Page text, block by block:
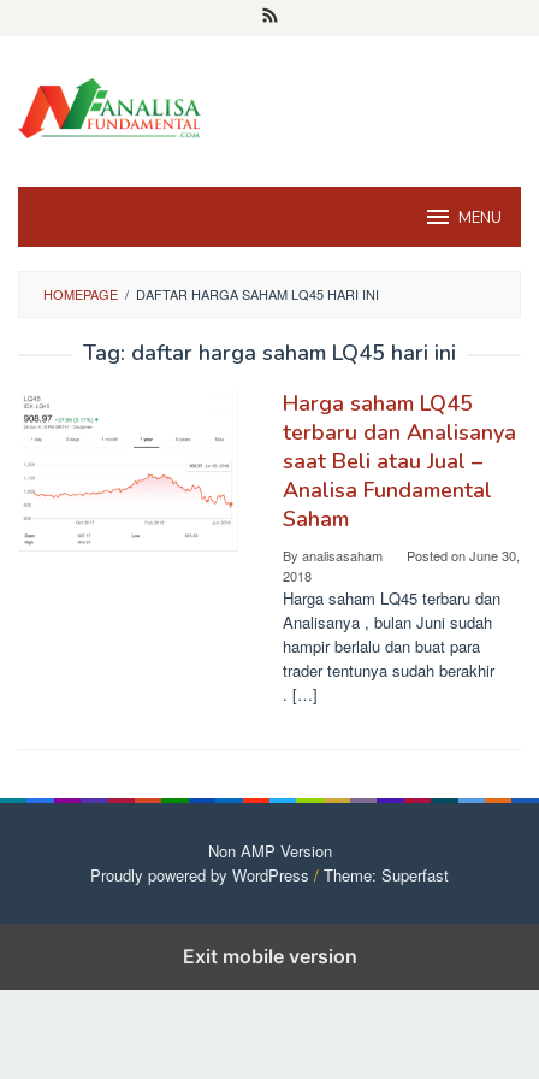
MENU
HOMEPAGE / DAFTAR HARGA SAHAM LQ45 HARI INI
Tag: daftar harga saham LQ45 hari ini
Harga saham LQ45
terbaru dan Analisanya
saat Beli atau Jual –
Analisa Fundamental
Saham
By analisasaham Posted onJune 30,
2018
Harga saham LQ45 terbaru dan
Analisanya , bulan Juni sudah
hampir berlalu dan buat para
trader tentunya sudah berakhir
. […]
Non AMP Version
Proudly powered by WordPress / Theme: Superfast
Exit mobile version